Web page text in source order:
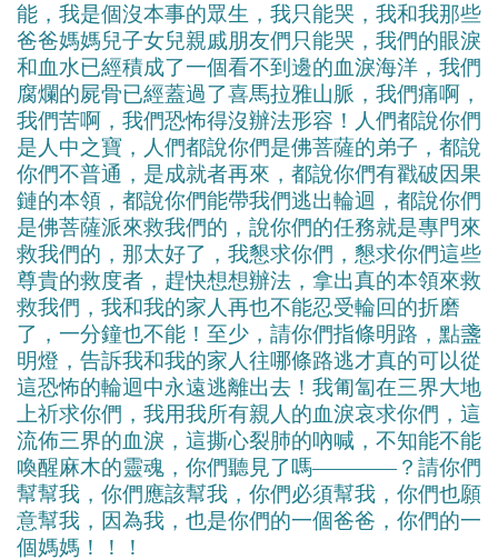
能，我是個沒本事的眾生，我只能哭，我和我那些
爸爸媽媽兒子女兒親戚朋友們只能哭，我們的眼淚
和血水已經積成了一個看不到邊的血淚海洋，我們
腐爛的屍骨已經蓋過了喜馬拉雅山脈，我們痛啊，
我們苦啊，我們恐怖得沒辦法形容！人們都說你們
是人中之寶，人們都說你們是佛菩薩的弟子，都說
你們不普通，是成就者再來，都說你們有戳破因果
鏈的本領，都說你們能帶我們逃出輪迴，都說你們
是佛菩薩派來救我們的，說你們的任務就是專門來
救我們的，那太好了，我懇求你們，懇求你們這些
尊貴的救度者，趕快想想辦法，拿出真的本領來救
救我們，我和我的家人再也不能忍受輪回的折磨
了，一分鐘也不能！至少，請你們指條明路，點盞
明燈，告訴我和我的家人往哪條路逃才真的可以從
這恐怖的輪迴中永遠逃離出去！我匍匐在三界大地
上祈求你們，我用我所有親人的血淚哀求你們，這
流佈三界的血淚，這撕心裂肺的吶喊，不知能不能
喚醒麻木的靈魂，你們聽見了嗎————？請你們
幫幫我，你們應該幫我，你們必須幫我，你們也願
意幫我，因為我，也是你們的一個爸爸，你們的一
個媽媽！！！